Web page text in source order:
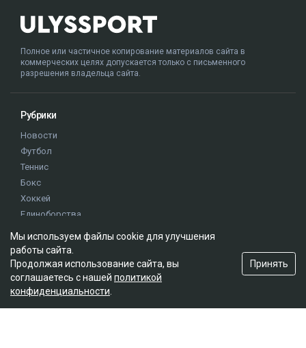
Полное или частичное копирование материалов сайта в
коммерческих целях допускается только с письменного
разрешения владельца сайта.
Рубрики
Новости
Футбол
Теннис
Бокс
Хоккей
Единоборства
Олимпиада
Редакция
Мы используем файлы cookie для улучшения
работы сайта.
Продолжая использование сайта, вы
соглашаетесь с нашей политикой
конфиденциальности
Принять